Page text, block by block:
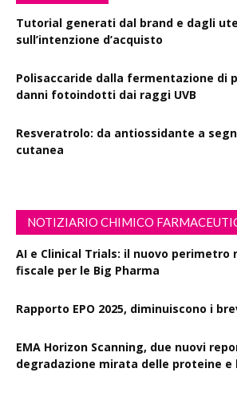
Tutorial generati dal brand e dagli
sull’intenzione d’acquisto
Polisaccaride dalla fermentazione di
danni fotoindotti dai raggi UVB
Resveratrolo: da antiossidante a
cutanea
NOTIZIARIO CHIMICO
AI e Clinical Trials: il nuovo perimetro
fiscale per le Big Pharma
Rapporto EPO 2025, diminuiscono i
EMA Horizon Scanning, due nuovi
degradazione mirata delle proteine